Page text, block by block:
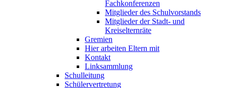
Fachkonferenzen
Mitglieder des Schulvorstands
Mitglieder der Stadt- und
Kreiselternräte
Gremien
Hier arbeiten Eltern mit
Kontakt
Linksammlung
Schulleitung
Schülervertretung